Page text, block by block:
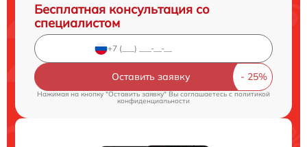
Бесплатная консультация со
специалистом
Оставить заявку
Нажимая на кнопку "Оставить заявку" Вы соглашаетесь cполитикой
конфиденциальности